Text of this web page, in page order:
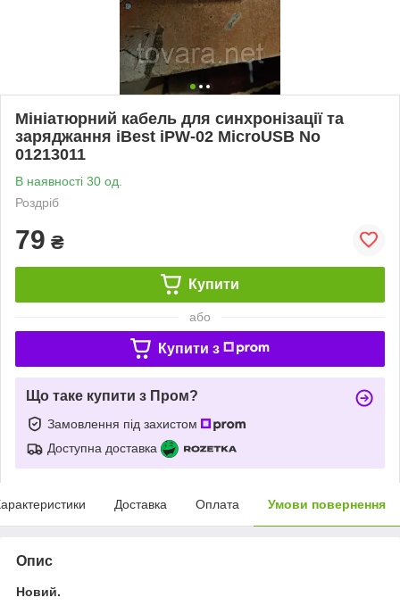
Мініатюрний кабель для синхронізації та
заряджання iBest iPW-02 MicroUSB No
01213011
В наявності 30 од.
Роздріб
79 ₴
Купити
або
Купити з
Що таке купити з Пром?
Замовлення під захистом
Доступна доставка
Доставка Оплата Умови повернення
Опис
Новий.